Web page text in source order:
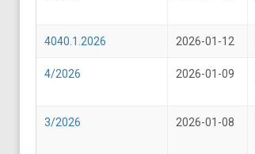
4040.1.2026 2026-01-12
4/2026 2026-01-09
3/2026 2026-01-08